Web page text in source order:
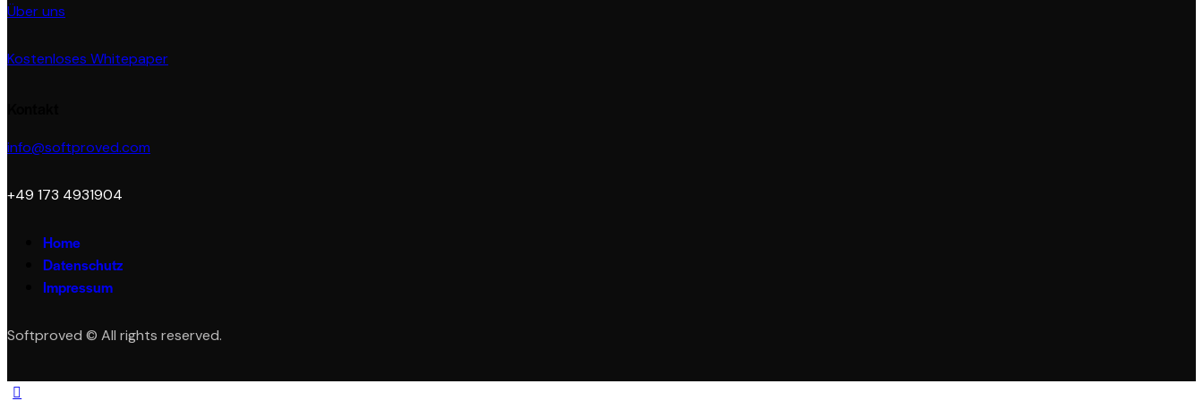
Über uns
Kostenloses Whitepaper
info@softproved.com
+49 173 4931904
Home
Datenschutz
Impressum
Softproved © All rights reserved.